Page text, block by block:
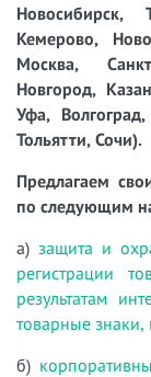
Новосибирск,
Кемерово,
Москва,
Новгород,
Уфа,
Тольятти, Сочи).
Предлагаем
по следующим
а) защита и
регистрации
результатам
товарные
б)